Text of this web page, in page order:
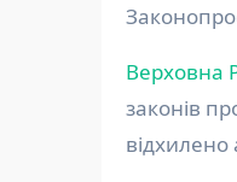
Верховна
законів